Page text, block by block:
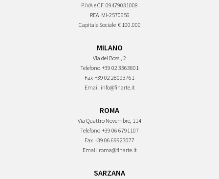
P.IVA e CF 09479031008
REA MI-2570656
Capitale Sociale € 100.000
MILANO
Via dei Bossi, 2
Telefono +39 02 3363801
Fax +39 02 28093761
Email info@finarte.it
ROMA
Via Quattro Novembre, 114
Telefono +39 06 6791107
Fax +39 06 69923077
Email roma@finarte.it
SARZANA